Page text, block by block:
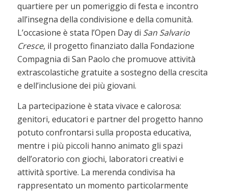
quartiere per un pomeriggio di festa e incontro
all’insegna della condivisione e della comunità.
L’occasione è stata l’Open Day di San Salvario
Cresce, il progetto finanziato dalla Fondazione
Compagnia di San Paolo che promuove attività
extrascolastiche gratuite a sostegno della crescita
e dell’inclusione dei più giovani.
La partecipazione è stata vivace e calorosa:
genitori, educatori e partner del progetto hanno
potuto confrontarsi sulla proposta educativa,
mentre i più piccoli hanno animato gli spazi
dell’oratorio con giochi, laboratori creativi e
attività sportive. La merenda condivisa ha
rappresentato un momento particolarmente